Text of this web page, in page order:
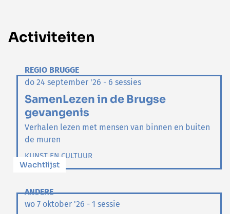
Activiteiten
REGIO BRUGGE
do 24 september '26 - 6 sessies
SamenLezen in de Brugse
gevangenis
Verhalen lezen met mensen van binnen en buiten
de muren
KUNST EN CULTUUR
Wachtlijst
ANDERE
wo 7 oktober '26 - 1 sessie